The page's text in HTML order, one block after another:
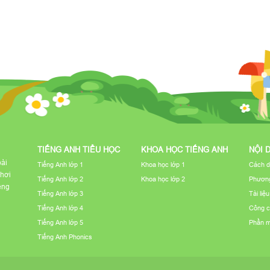
TIẾNG ANH TIỂU HỌC
Tiếng Anh lớp 1
Tiếng Anh lớp 2
Tiếng Anh lớp 3
Tiếng Anh lớp 4
Tiếng Anh lớp 5
Tiếng Anh Phonics
KHOA HỌC TIẾNG ANH
Khoa học lớp 1
Khoa học lớp 2
NỘI
Cách
Tài
Công
Phần